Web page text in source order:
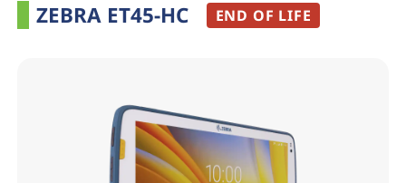
ZEBRA ET45-HC END OF LIFE